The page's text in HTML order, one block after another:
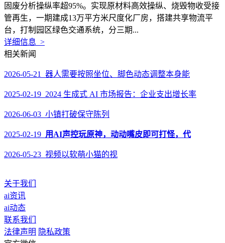
固废分析操纵率超95%。实现原材料高效操纵、烧毁物收受接
管再生，一期建成13万平方米尺度化厂房，搭建共享物流平
台，打制园区绿色交通系统，分三期...
详细信息 >
相关新闻
2026-05-21 器人需要按照坐位、脚色动态调整本身能
2025-02-19 2024 生成式 AI 市场报告：企业支出增长率
2026-06-03 小镇打破保守陈列
2025-02-19 用AI声控玩原神，动动嘴皮即可打怪，代
2026-05-23 视频以软萌小猫的视
关于我们
ai资讯
ai动态
联系我们
法律声明 隐私政策